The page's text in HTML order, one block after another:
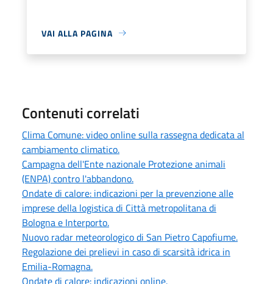
VAI ALLA PAGINA
Contenuti correlati
Clima Comune: video online sulla rassegna dedicata al
cambiamento climatico.
Campagna dell'Ente nazionale Protezione animali
(ENPA) contro l'abbandono.
Ondate di calore: indicazioni per la prevenzione alle
imprese della logistica di Città metropolitana di
Bologna e Interporto.
Nuovo radar meteorologico di San Pietro Capofiume.
Regolazione dei prelievi in caso di scarsità idrica in
Emilia-Romagna.
Ondate di calore: indicazioni online.